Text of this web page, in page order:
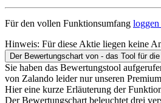
Für den vollen Funktionsumfang loggen
Hinweis: Für diese Aktie liegen keine
Der Bewertungschart von -
Sie haben das Bewertungstool
von Zalando leider nur unseren
Hier eine kurze Erläuterung der
Der Bewertungschart beleuchtet drei